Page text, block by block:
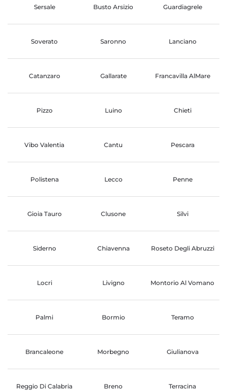
Sersale Busto Arsizio Guardiagrele
Soverato Saronno Lanciano
Catanzaro Gallarate Francavilla AlMare
Pizzo Luino Chieti
Vibo Valentia Cantu Pescara
Polistena Lecco Penne
Gioia Tauro Clusone Silvi
Siderno Chiavenna Roseto Degli Abruzzi
Locri Livigno Montorio Al Vomano
Palmi Bormio Teramo
Brancaleone Morbegno Giulianova
Reggio Di Calabria Breno Terracina